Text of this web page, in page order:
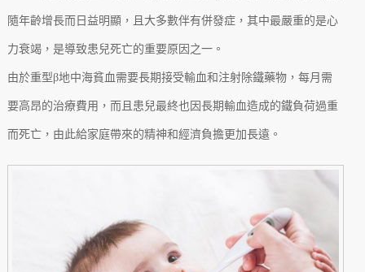
隨年齡增長而日益明顯，且大多數伴有併發症，其中最嚴重的是心
力衰竭，是導致患兒死亡的重要原因之一。
由於重型β地中海貧血需要長期接受輸血和注射除鐵藥物，每月需
要高昂的治療費用，而且患兒最終也因長期輸血造成的鐵負荷過重
而死亡，由此給家庭帶來的精神和經濟負擔更加長遠。